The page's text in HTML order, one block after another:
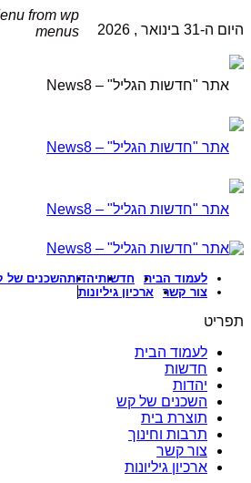
ה-31 בינואר , 2026
from wp
menus
לעמוד הבית חדשותיהדותהשכנים של
צור קשר
ארכיון גיליונות
לעמוד הבית
חדשות
יהדות
השכנים של קש
תוצרת בית
תרבות וחינוך
צור קשר
ארכיון גיליונות